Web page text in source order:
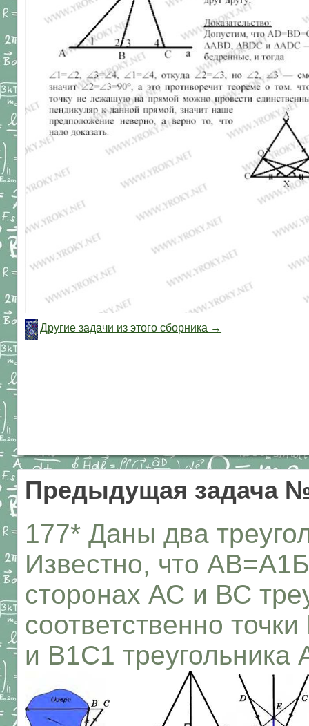
Другие задачи из этого сборника →
Предыдущая задача
177* Даны два
Известно, что
сторонах АС и ВС
соответственно
и В1С1